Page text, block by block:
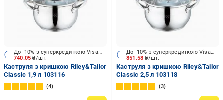
740.05₴/шт.
До -10% з суперкредиткою Visa Вигода
Каструля з кришкою Riley&Tailor
Classic 1,9 л 103116
4
851.58₴/шт.
До -10% з суперкредиткою Visa Вигода
Каструля з кришкою Riley&Tailor
Classic 2,5 л 103118
3